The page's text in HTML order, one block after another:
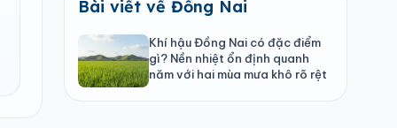
Bài viết về Đồng Nai
Khí hậu Đồng Nai có đặc điểm
gì? Nền nhiệt ổn định quanh
năm với hai mùa mưa khô rõ rệt